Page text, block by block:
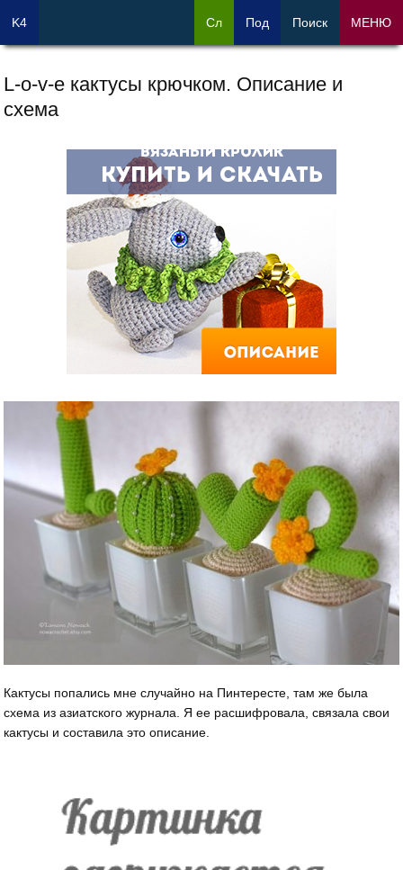
L-o-v-e кактусы крючком. Описание и
схема
Кактусы попались мне случайно на Пинтересте, там же была
схема из азиатского журнала. Я ее расшифровала, связала свои
кактусы и составила это описание.
K4 Сл Под Поиск МЕНЮ